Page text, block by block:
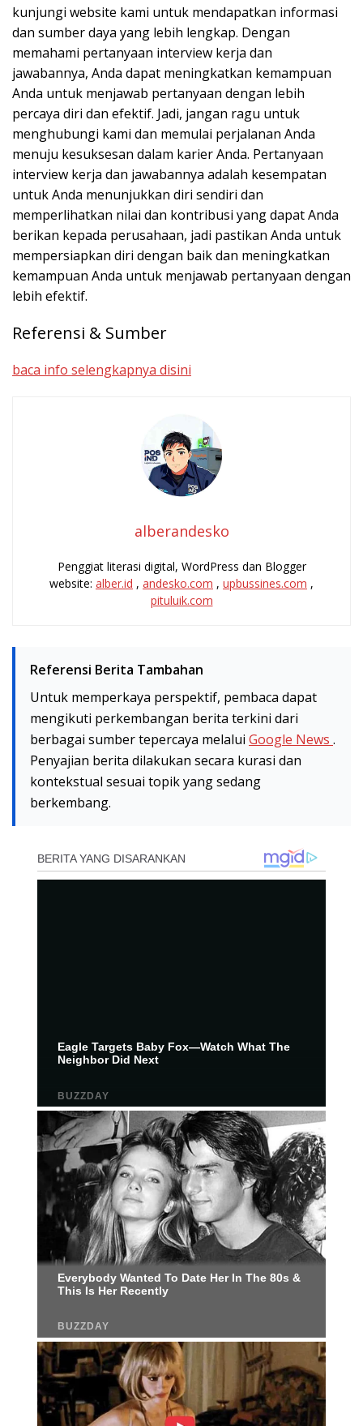
kunjungi website kami untuk mendapatkan informasi
dan sumber daya yang lebih lengkap. Dengan
memahami pertanyaan interview kerja dan
jawabannya, Anda dapat meningkatkan kemampuan
Anda untuk menjawab pertanyaan dengan lebih
percaya diri dan efektif. Jadi, jangan ragu untuk
menghubungi kami dan memulai perjalanan Anda
menuju kesuksesan dalam karier Anda. Pertanyaan
interview kerja dan jawabannya adalah kesempatan
untuk Anda menunjukkan diri sendiri dan
memperlihatkan nilai dan kontribusi yang dapat Anda
berikan kepada perusahaan, jadi pastikan Anda untuk
mempersiapkan diri dengan baik dan meningkatkan
kemampuan Anda untuk menjawab pertanyaan dengan
lebih efektif.
Referensi & Sumber
baca info selengkapnya disini
alberandesko
Penggiat literasi digital, WordPress dan Blogger
website: alber.id , andesko.com , upbussines.com ,
pituluik.com
Referensi Berita Tambahan
Untuk memperkaya perspektif, pembaca dapat
mengikuti perkembangan berita terkini dari
berbagai sumber tepercaya melalui Google News .
Penyajian berita dilakukan secara kurasi dan
kontekstual sesuai topik yang sedang
berkembang.